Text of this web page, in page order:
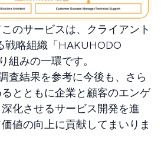
のサービスは、クライアント
戦略組織「HAKUHODO
組みの一環です。
査結果を参考に今後も、さら
とともに企業と顧客のエンゲ
化させるサービス開発を進
値の向上に貢献してまいりま